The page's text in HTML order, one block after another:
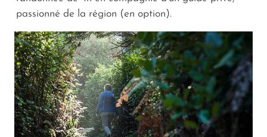
passionné de la région (en option).